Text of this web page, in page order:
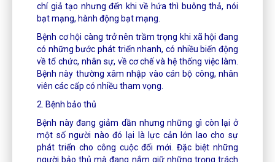
chí giả tạo nhưng đến khi về hứa thì buông thả, nói
bạt mạng, hành động bạt mạng.
Bệnh cơ hội càng trở nên trầm trọng khi xã hội đang
có những bước phát triển nhanh, có nhiều biến động
về tổ chức, nhân sự, về cơ chế và hệ thống việc làm.
Bệnh này thường xâm nhập vào cán bộ công, nhân
viên các cấp có nhiều tham vọng.
2. Bệnh bảo thủ
Bệnh này đang giảm dần nhưng những gì còn lại ở
một số người nào đó lại là lực cản lớn lao cho sự
phát triển cho công cuộc đổi mới. Đặc biệt những
người bảo thủ mà đang nắm giữ những trọng trách